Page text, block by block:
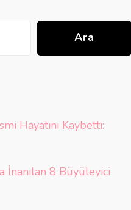
Ara
Hayatını Kaybetti:
İnanılan 8 Büyüleyici